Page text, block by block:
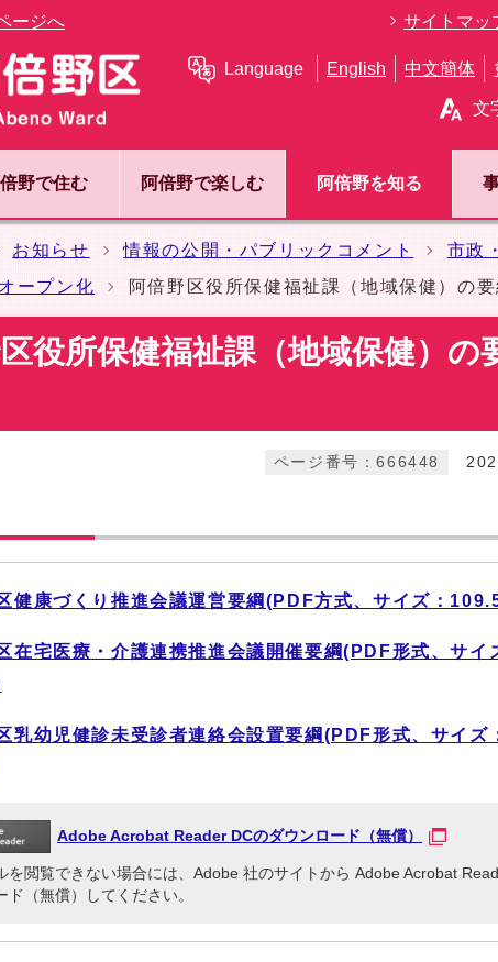
ージへ サイトマッ
Language English 中文簡体
文
野で住む 阿倍野で楽しむ 阿倍野を知る
お知らせ 情報の公開・パブリックコメント
市政
ープン化
阿倍野区役所保健福祉課（地域保健）の
役所保健福祉課（地域保健）の
ページ番号：666448
健康づくり推進会議運営要綱(PDF方式、サイズ：
在宅医療・介護連携推進会議開催要綱(PDF形式、サイ
乳幼児健診未受診者連絡会設置要綱(PDF形式、サイズ
Adobe Acrobat Reader DCのダウンロード（無償）
を閲覧できない場合には、Adobe 社のサイトから Adobe Acrobat
ド（無償）してください。